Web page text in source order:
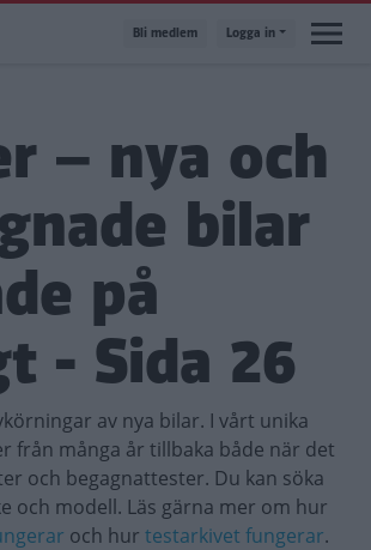
Bli medlem Logga in
– nya och
bilar
på
- Sida 26
av nya bilar. I vårt unika
från många år tillbaka både när det
och begagnattester. Du kan söka
och modell. Läs gärna mer om hur
och hur testarkivet fungerar.